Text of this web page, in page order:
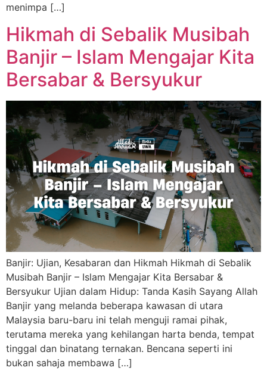
menimpa […]
Hikmah di Sebalik Musibah
Banjir – Islam Mengajar Kita
Bersabar & Bersyukur
Banjir: Ujian, Kesabaran dan Hikmah Hikmah di Sebalik
Musibah Banjir – Islam Mengajar Kita Bersabar &
Bersyukur Ujian dalam Hidup: Tanda Kasih Sayang Allah
Banjir yang melanda beberapa kawasan di utara
Malaysia baru-baru ini telah menguji ramai pihak,
terutama mereka yang kehilangan harta benda, tempat
tinggal dan binatang ternakan. Bencana seperti ini
bukan sahaja membawa […]